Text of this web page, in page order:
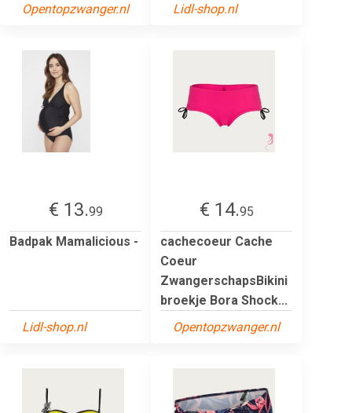
Opentopzwanger.nl
Lidl-shop.nl
€ 13.99
Badpak Mamalicious -
Lidl-shop.nl
€ 14.95
cachecoeur Cache
Coeur
ZwangerschapsBikini
broekje Bora Shock...
Opentopzwanger.nl